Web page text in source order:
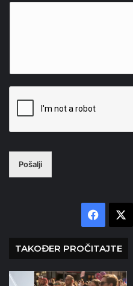
Pošalji
TAKOĐER PROČITAJTE